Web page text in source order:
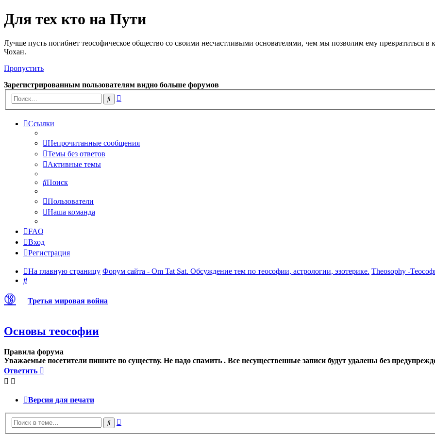
Для тех кто на Пути
Лучше пусть погибнет теософическое общество со своими несчастливыми основателями, чем мы позволим ему превратиться
Чохан.
Пропустить
Зарегистрированным пользователям видно больше форумов
Поиск
Ссылки
Непрочитанные сообщения
Темы без ответов
Активные темы
Поиск
Пользователи
Наша команда
FAQ
Вход
Регистрация
На главную страницу Форум сайта - Om Tat Sat. Обсуждение тем по теософии, астрологии, эзотерике. Theosophy -
Поиск
🔞 Третья мировая война
Основы теософии
Правила форума
Уважаемые посетители пишите по существу. Не надо спамить . Все несущественные записи будут удалены без
Ответить
Версия для печати
Поиск